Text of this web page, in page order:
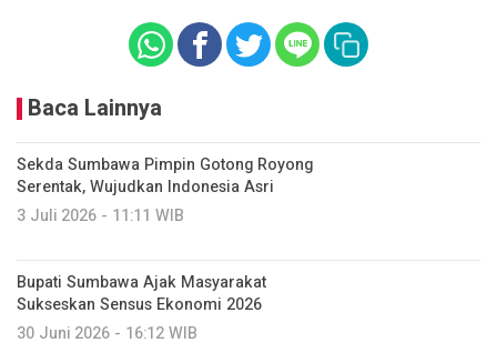
Baca Lainnya
Sekda Sumbawa Pimpin Gotong Royong
Serentak, Wujudkan Indonesia Asri
3 Juli 2026 - 11:11 WIB
Bupati Sumbawa Ajak Masyarakat
Sukseskan Sensus Ekonomi 2026
30 Juni 2026 - 16:12 WIB